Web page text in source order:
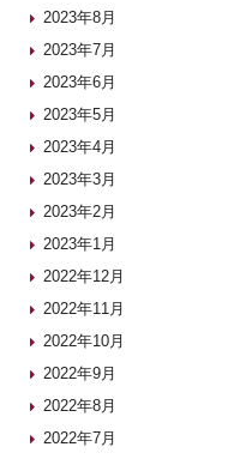
2023年8月
2023年7月
2023年6月
2023年5月
2023年4月
2023年3月
2023年2月
2023年1月
2022年12月
2022年11月
2022年10月
2022年9月
2022年8月
2022年7月